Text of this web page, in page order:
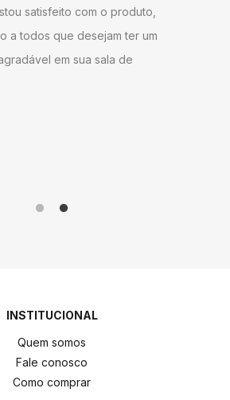
satisfeito com o produto,
a todos que desejam ter um
em sua sala de
INSTITUCIONAL
Quem somos
Fale conosco
Como comprar